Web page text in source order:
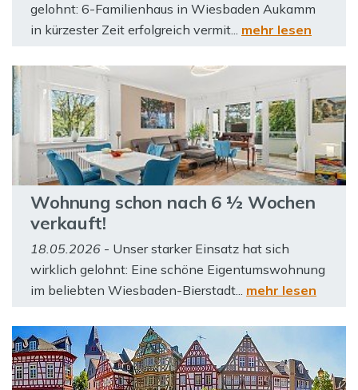
gelohnt: 6-Familienhaus in Wiesbaden Aukamm
in kürzester Zeit erfolgreich vermit... mehr lesen
Wohnung schon nach 6 ½ Wochen
verkauft!
18.05.2026 - Unser starker Einsatz hat sich
wirklich gelohnt: Eine schöne Eigentumswohnung
im beliebten Wiesbaden-Bierstadt... mehr lesen